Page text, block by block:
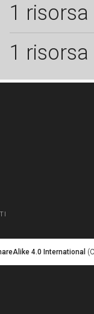
1 risorsa
1 risorsa
4.0 International